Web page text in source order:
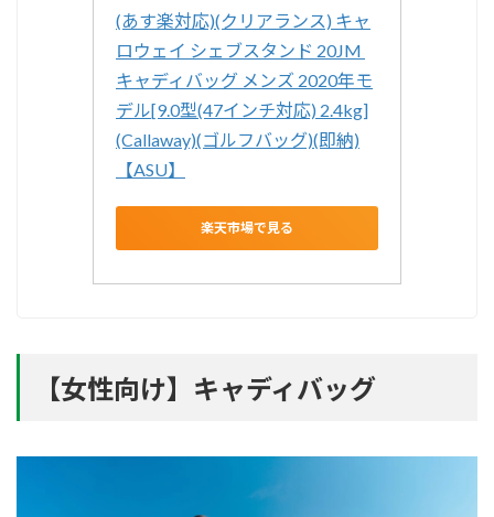
(あす楽対応)(クリアランス) キャ
ロウェイ シェブスタンド 20JM
キャディバッグ メンズ 2020年モ
デル[9.0型(47インチ対応) 2.4kg]
(Callaway)(ゴルフバッグ)(即納)
【ASU】
楽天市場で見る
【女性向け】キャディバッグ